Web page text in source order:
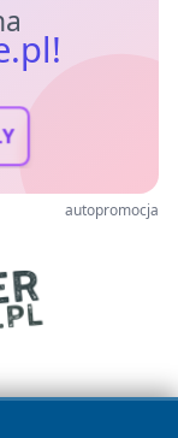
autopromocja